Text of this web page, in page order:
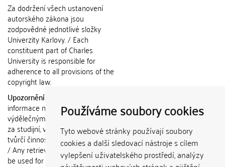
Používáme soubory cookies
Tyto webové stránky používají soubory
cookies a další sledovací nástroje s cílem
vylepšení uživatelského prostředí, analýzy
Za dodržení všech ustanovení
autorského zákona jsou
zodpovědné jednotlivé složky
Univerzity Karlovy. / Each
constituent part of Charles
University is responsible for
adherence to all provisions of the
copyright law.
Upozornění / Notice:
informace nemohou být použity k
výdělečným účelům nebo vydávány
za studijní, vědeckou nebo jinou
tvůrčí činnost jiné osoby než autora.
/ Any retrieved information shall not
be used for any commercial